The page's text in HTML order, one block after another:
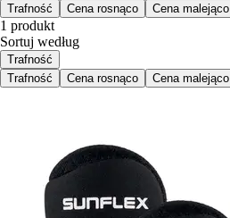
Trafność
Cena rosnąco Cena malejąco
1 produkt
Sortuj według
Trafność
Trafność
Cena rosnąco Cena malejąco